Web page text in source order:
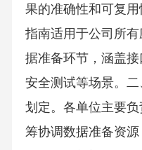
果的准确性和可复
指南适用于公司所
据准备环节，涵盖接
安全测试等场景。
划定。各单位主要
筹协调数据准备资